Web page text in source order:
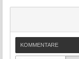
KOMMENTARE